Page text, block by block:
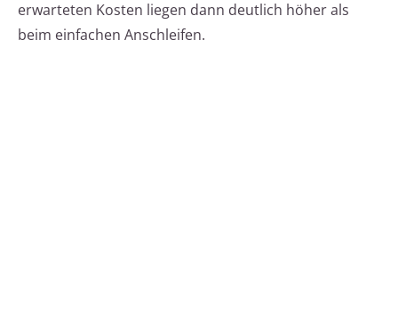
erwarteten Kosten liegen dann deutlich höher als
beim einfachen Anschleifen.